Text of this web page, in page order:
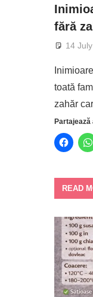
fără
14
toată
zahăr
Partajează
READ